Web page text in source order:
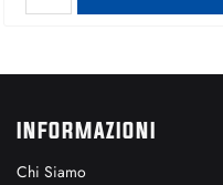
INFORMAZIONI
Chi Siamo